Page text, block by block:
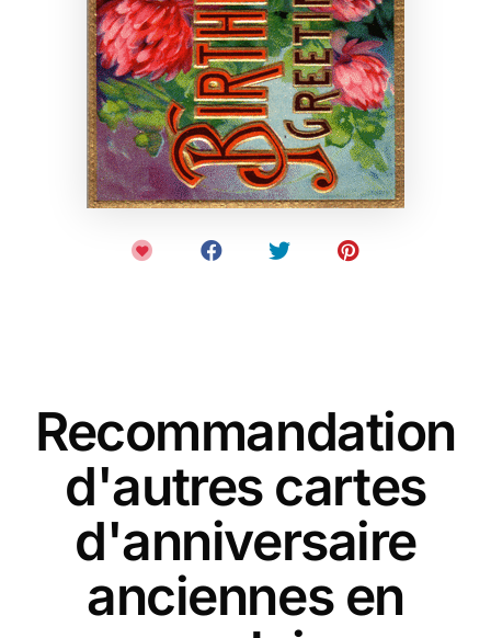
Recommandation
d'autres cartes
d'anniversaire
anciennes en